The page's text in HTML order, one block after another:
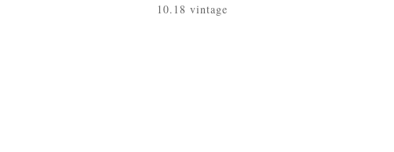
10.18 vintage